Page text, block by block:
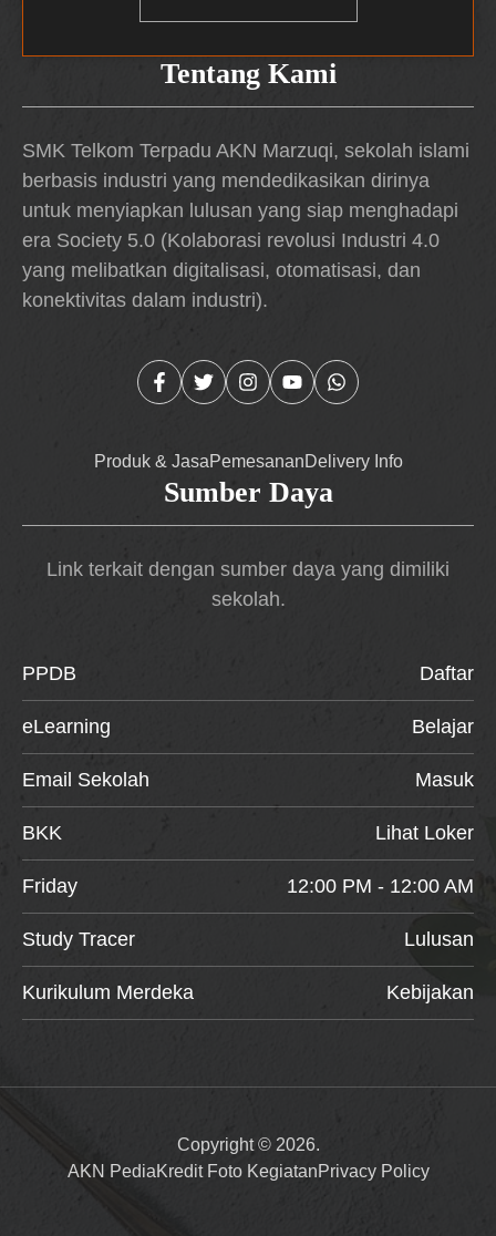
Tentang Kami
SMK Telkom Terpadu AKN Marzuqi, sekolah islami
berbasis industri yang mendedikasikan dirinya
untuk menyiapkan lulusan yang siap menghadapi
era Society 5.0 (Kolaborasi revolusi Industri 4.0
yang melibatkan digitalisasi, otomatisasi, dan
konektivitas dalam industri).
Produk & JasaPemesananDelivery Info
Sumber Daya
Link terkait dengan sumber daya yang dimiliki
sekolah.
PPDB Daftar
eLearning Belajar
Email Sekolah Masuk
BKK Lihat Loker
Friday 12:00 PM - 12:00 AM
Study Tracer Lulusan
Kurikulum Merdeka Kebijakan
Copyright © 2026.
AKN PediaKredit Foto KegiatanPrivacy Policy